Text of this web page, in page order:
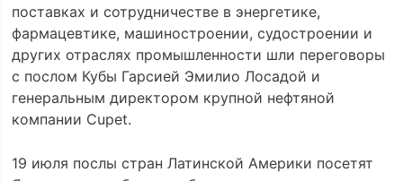
поставках и сотрудничестве в энергетике,
фармацевтике, машиностроении, судостроении и
других отраслях промышленности шли переговоры
с послом Кубы Гарсией Эмилио Лосадой и
генеральным директором крупной нефтяной
компании Cupet.
19 июля послы стран Латинской Америки посетят